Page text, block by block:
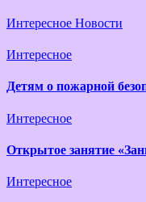
Интересное Новости
Интересное
Детям о пожарной
Интересное
Открытое занятие
Интересное